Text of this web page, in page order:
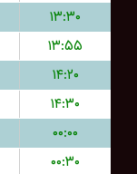
۱۳:۳۰
۱۳:۵۵
۱۴:۲۰
۱۴:۳۰
۰۰:۰۰
۰۰:۳۰